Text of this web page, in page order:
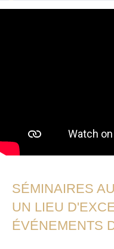
SÉMINAIRES
UN LIEU
ÉVÉNEMENTS